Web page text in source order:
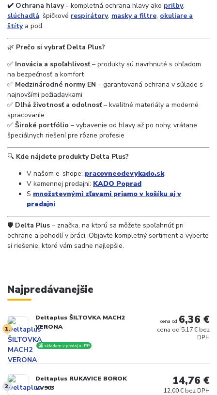
✔️ Ochrana hlavy - kompletná ochrana hlavy ako prilby,
slúchadlá, špičkové respirátory, masky a filtre, okuliare a
štítya pod.
🌿 Prečo si vybrať Delta Plus?
✅ Inovácia a spoľahlivosť– produkty sú navrhnuté s ohľadom
na bezpečnosť a komfort
✅ Medzinárodné normy EN – garantovaná ochrana v súlade s
najnovšími požiadavkami
✅ Dlhá životnosť a odolnosť– kvalitné materiály a moderné
spracovanie
✅ Široké portfólio – vybavenie od hlavy až po nohy, vrátane
špeciálnych riešení pre rôzne profesie
🔍 Kde nájdete produkty Delta Plus?
V našom e-shope: pracovneodevykado.sk
V kamennej predajni: KADO Poprad
S množstevnými zľavami priamo v košíku aj v
predajni
🛡️ Delta Plus – značka, na ktorú sa môžete spoľahnúť pri
ochrane a pohodlí v práci. Objavte kompletný sortiment a vyberte
si riešenie, ktoré vám sadne najlepšie.
Najpredávanejšie
1.
Deltaplus ŠILTOVKA MACH2
VERONA
🏬 skladom v predajni PP
cena od 6,36 €
cena od 5,17 € bez
DPH
2.
Deltaplus RUKAVICE BOROK
VV903
14,76 €
12,00 € bez DPH